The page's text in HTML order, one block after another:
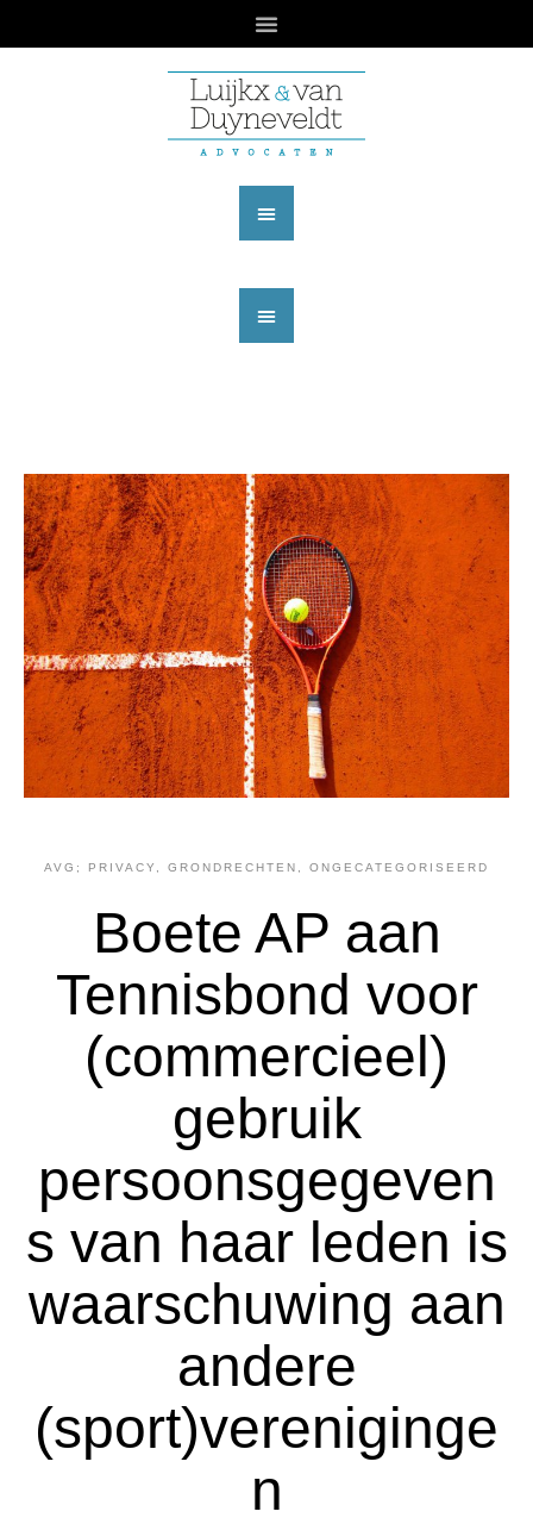
AVG; PRIVACY , GRONDRECHTEN , ONGECATEGORISEERD
Boete AP aan
Tennisbond voor
(commercieel)
gebruik
persoonsgegeven
s van haar leden is
waarschuwing aan
andere
(sport)vereniginge
n